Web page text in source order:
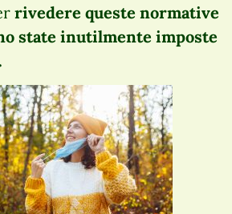
rivedere queste normative
state inutilmente imposte